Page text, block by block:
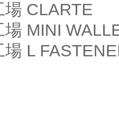
場 CLARTE
場 MINI
場 L